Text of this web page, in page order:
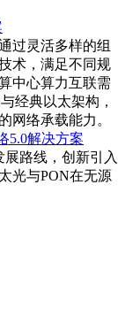
过灵活多样的组
术，满足不同规
中心算力互联需
经典以太架构，
网络承载能力。
5.0解决方案
展路线，创新引入
光与PON在无源